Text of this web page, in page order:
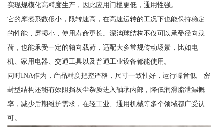
实现规模化高精度生产，因此应用门槛更低，通用性强。
它的摩擦系数很小，限转速高，在高速运转的工况下也能保持稳定
的性能，磨损小，使用寿命更长。深沟球结构不仅可以承受径向载
荷，也能承受一定的轴向载荷，适配大多常规传动场景，比如电
机、家用电器、交通工具以及普通工业设备都能使用。
同时INA作为，产品精度把控严格，尺寸一致性好，运行噪音低，密
封型结构还能有效阻挡灰尘杂质进入轴承内部，降低润滑脂泄漏概
率，减少后期维护需求，在轻工业、通用机械等多个领域都广受认
可。